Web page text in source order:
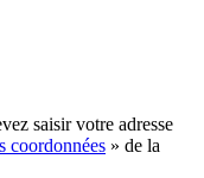
saisir votre adresse
coordonnées » de la